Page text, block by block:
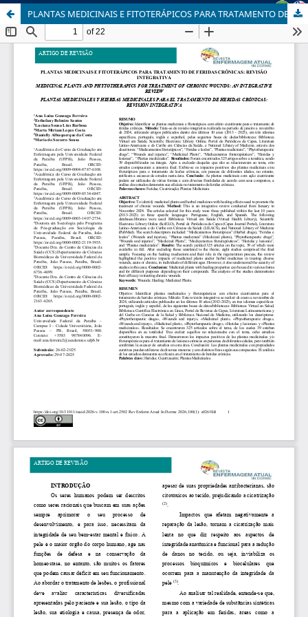
PLANTAS MEDICINAIS E FITOTERÁPICOS PARA TRATAMENTO DE FERIDAS CRÔNICAS: REVISÃO INTEGRATIVA